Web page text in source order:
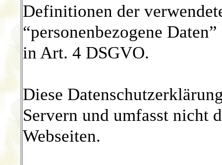
Definitionen der
“personenbezogene
in Art. 4 DSGVO.
Diese
Servern und umfasst nicht
Webseiten.